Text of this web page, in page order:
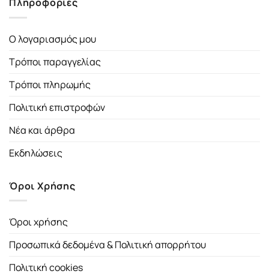
Ο λογαριασμός μου
Τρόποι παραγγελίας
Τρόποι πληρωμής
Πολιτική επιστροφών
Νέα και άρθρα
Εκδηλώσεις
Όροι Χρήσης
Όροι χρήσης
Προσωπικά δεδομένα & Πολιτική απορρήτου
Πολιτική cookies